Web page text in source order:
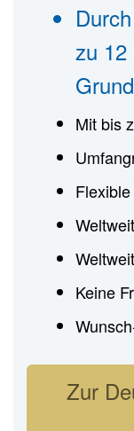
zu 12
Mit bis
Keine
Zur